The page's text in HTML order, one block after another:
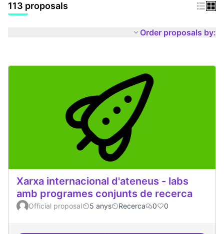
113 proposals
Order proposals by:
Xarxa internacional d'ateneus - labs
amb programes conjunts de recerca
Official proposal 5 anys Recerca 0 0